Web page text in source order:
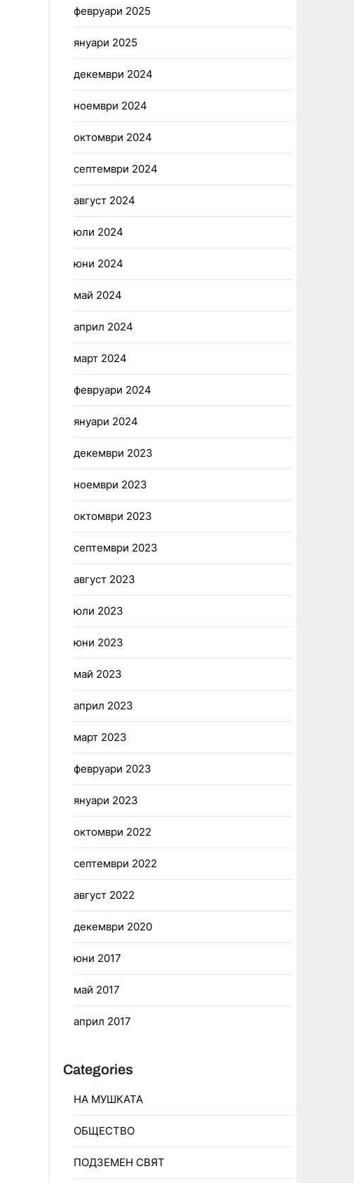
февруари 2025
януари 2025
декември 2024
ноември 2024
октомври 2024
септември 2024
август 2024
юли 2024
юни 2024
май 2024
април 2024
март 2024
февруари 2024
януари 2024
декември 2023
ноември 2023
октомври 2023
септември 2023
август 2023
юли 2023
юни 2023
май 2023
април 2023
март 2023
февруари 2023
януари 2023
октомври 2022
септември 2022
август 2022
декември 2020
юни 2017
май 2017
април 2017
Categories
НА МУШКАТА
ОБЩЕСТВО
ПОДЗЕМЕН СВЯТ